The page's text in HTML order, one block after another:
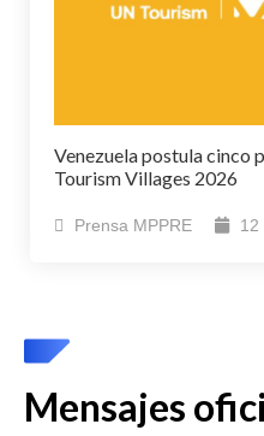
Venezuela postula cinco
Tourism Villages 2026
Prensa MPPRE 12
Mensajes